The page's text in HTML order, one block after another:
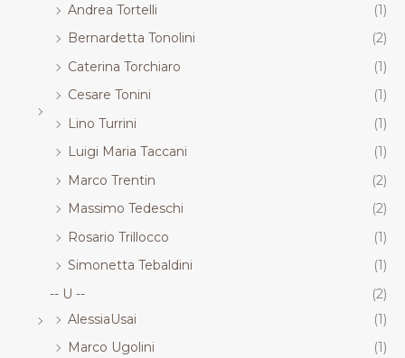
Andrea Tortelli
(1)
Bernardetta Tonolini
(2)
Caterina Torchiaro
(1)
Cesare Tonini
(1)
Lino Turrini
(1)
Luigi Maria Taccani
(1)
Marco Trentin
(2)
Massimo Tedeschi
(2)
Rosario Trillocco
(1)
Simonetta Tebaldini
(1)
-- U --
(2)
AlessiaUsai
(1)
Marco Ugolini
(1)